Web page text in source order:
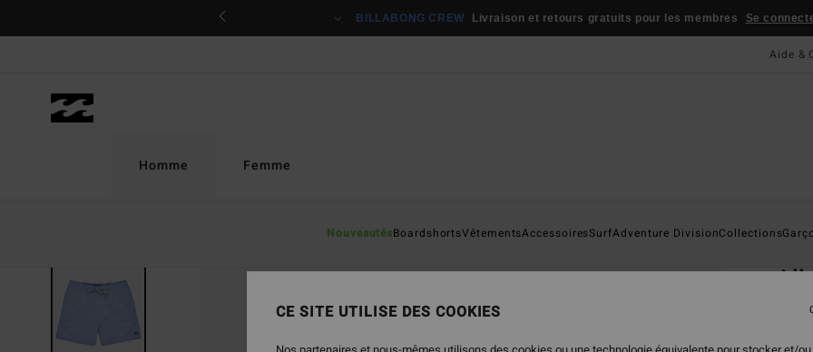
BILLABONG CREW Livraison et retours gratuits pour les membres Se
Aide &
Homme
NouveautésBoardshortsVêtementsAccessoiresSurfAdventure DivisionCollections
Femme
All
CE SITE UTILISE DES COOKIES